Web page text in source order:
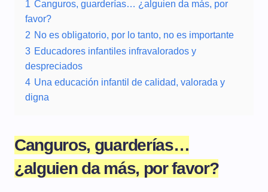
1 Canguros, guarderías… ¿alguien da más, por
favor?
2 No es obligatorio, por lo tanto, no es importante
3 Educadores infantiles infravalorados y
despreciados
4 Una educación infantil de calidad, valorada y
digna
Canguros, guarderías…
¿alguien da más, por favor?